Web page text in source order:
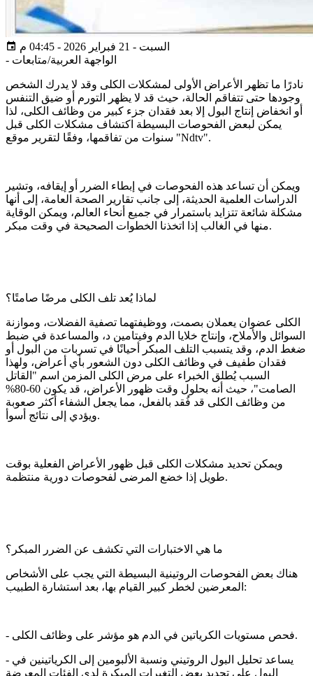
السبت - 21 فبراير 2026 - 04:45 م
- الواجهة العربية/متابعات
نادرًا ما تظهر الأعراض الأولى لمشكلات الكلى وقد لا يدرك الشخص
وجودها حتى تتفاقم الحالة، حيث قد لا يظهر التورم أو ضيق التنفس
أو انخفاض إنتاج البول إلا بعد فقدان جزء كبير من وظائف الكلى، لذا
يمكن لبعض الفحوصات البسيطة اكتشاف مشكلات الكلى قبل
سنوات من تفاقمها، وفقًا لتقرير موقع "Ndtv".
ويمكن أن تساعد هذه الفحوصات في إبطاء الضرر أو إيقافه، وتشير
الدراسات العلمية الحديثة، إلى جانب تقارير الصحة العامة، إلى أنها
مشكلة شائعة تتزايد باستمرار في جميع أنحاء العالم، ويمكن الوقاية
منها في الغالب إذا اتخذنا الخطوات الصحيحة في وقت مبكر.
لماذا يُعد تلف الكلى مرضًا صامتًا؟
الكلى عضوان يعملان بصمت، ووظيفتهما تصفية الفضلات، وموازنة
السوائل والأملاح، وإنتاج خلايا الدم وفيتامين د، والمساعدة في ضبط
ضغط الدم، وقد يتسبب التلف المبكر أحيانًا في تسربات من البول أو
فقدان طفيف في وظائف الكلى دون الشعور بأي أعراض، ولهذا
السبب يُطلق الخبراء على مرض الكلى المزمن اسم "القاتل
الصامت"، حيث أنه بحلول وقت ظهور الأعراض، قد يكون 60-80%
من وظائف الكلى قد فُقد بالفعل، مما يجعل الشفاء أكثر صعوبة
ويؤدي إلى نتائج أسوأ.
ويمكن تحديد مشكلات الكلى قبل ظهور الأعراض الفعلية بوقت
طويل إذا خضع المرضى لفحوصات دورية منتظمة.
ما هي الاختبارات التي تكشف عن الضرر المبكر؟
هناك بعض الفحوصات الروتينية البسيطة التي يجب على الأشخاص
المعرضين لخطر كبير القيام بها، بعد استشارة الطبيب:
- فحص مستويات الكرياتين في الدم هو مؤشر على وظائف الكلى.
- يساعد تحليل البول الروتيني ونسبة الألبومين إلى الكرياتينين في
البول على تحديد بعض التغيرات المبكرة لدى الفئات المعرضة